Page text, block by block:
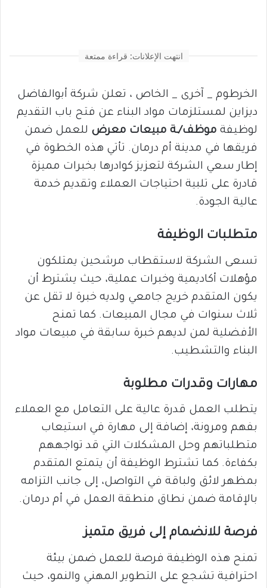
انتهت الإعلانات: قراءة ممتعة
الخرطوم _ آخرى _ الخاص ، تعلن شركة أبوالفاضل
ديزاين لمستلزمات مواد البناء عن فتح باب التقديم
لوظيفة موظف/ـة مبيعات معرض للعمل ضمن
فريقها في مدينة أم درمان. تأتي هذه الخطوة في
إطار سعي الشركة لتعزيز كوادرها بخبرات مميزة
قادرة على تلبية احتياجات العملاء وتقديم خدمة
عالية الجودة.
متطلبات الوظيفة
تسعى الشركة لاستقطاب مرشحين يمتلكون
مؤهلات أكاديمية وخبرات عملية، حيث يشترط أن
يكون المتقدم خريج جامعي ولديه خبرة لا تقل عن
ثلاث سنوات في مجال المبيعات. كما تمنح
الأفضلية لمن لديهم خبرة سابقة في مبيعات مواد
البناء والتشطيب.
مهارات وقدرات مطلوبة
يتطلب العمل قدرة عالية على التعامل مع العملاء
بفهم ومرونة، إضافة إلى مهارة في استيعاب
متطلباتهم وحل المشكلات التي قد تواجههم
بكفاءة. كما تشترط الوظيفة أن يتمتع المتقدم
بمظهر لائق ولباقة في التواصل، إلى جانب التزامه
بالإقامة ضمن نطاق منطقة العمل في أم درمان.
فرصة للانضمام إلى فريق متميز
تمنح هذه الوظيفة فرصة للعمل ضمن بيئة
احترافية تشجع على التطوير المهني والنمو، حيث